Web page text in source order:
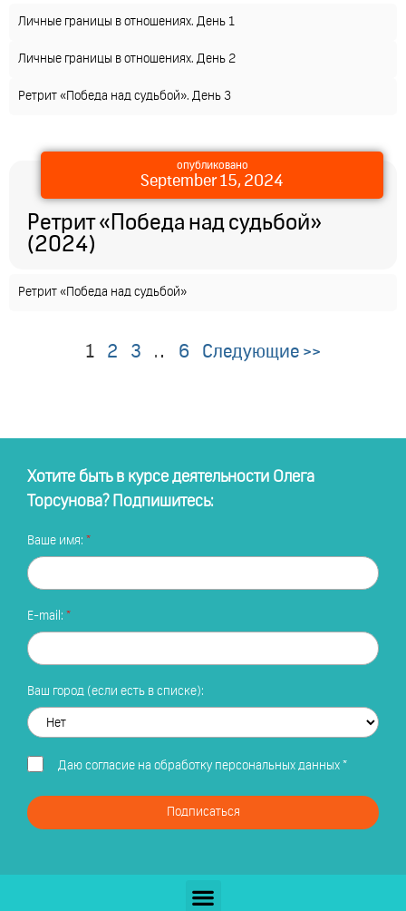
Личные границы в отношениях. День 1
Личные границы в отношениях. День 2
Ретрит «Победа над судьбой». День 3
опубликовано
September 15, 2024
Ретрит «Победа над судьбой»
(2024)
Ретрит «Победа над судьбой»
1 2 3 … 6 Следующие >>
Хотите быть в курсе деятельности Олега
Торсунова? Подпишитесь:
Ваше имя:
E-mail:
Ваш город (если есть в списке):
Даю согласие на обработку персональных данных*
Подписаться